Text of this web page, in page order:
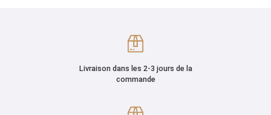
Livraison dans les 2-3 jours de la
commande